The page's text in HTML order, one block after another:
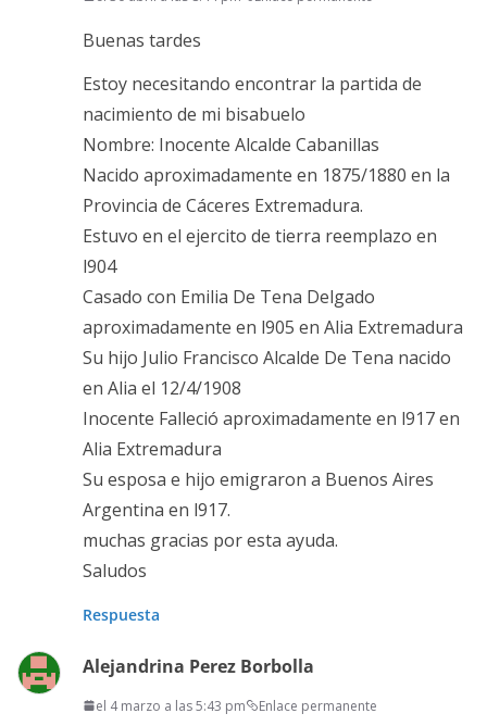
Buenas tardes
Estoy necesitando encontrar la partida de
nacimiento de mi bisabuelo
Nombre: Inocente Alcalde Cabanillas
Nacido aproximadamente en 1875/1880 en la
Provincia de Cáceres Extremadura.
Estuvo en el ejercito de tierra reemplazo en
l904
Casado con Emilia De Tena Delgado
aproximadamente en l905 en Alia Extremadura
Su hijo Julio Francisco Alcalde De Tena nacido
en Alia el 12/4/1908
Inocente Falleció aproximadamente en l917 en
Alia Extremadura
Su esposa e hijo emigraron a Buenos Aires
Argentina en l917.
muchas gracias por esta ayuda.
Saludos
Respuesta
Alejandrina Perez Borbolla
el 4 marzo a las 5:43 pm Enlace permanente